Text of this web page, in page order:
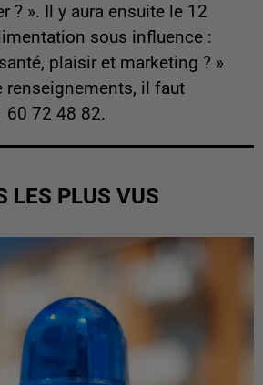
? ». Il y aura ensuite le 12
sous influence :
plaisir et marketing ? »
renseignements, il faut
60 72 48 82.
LES PLUS VUS